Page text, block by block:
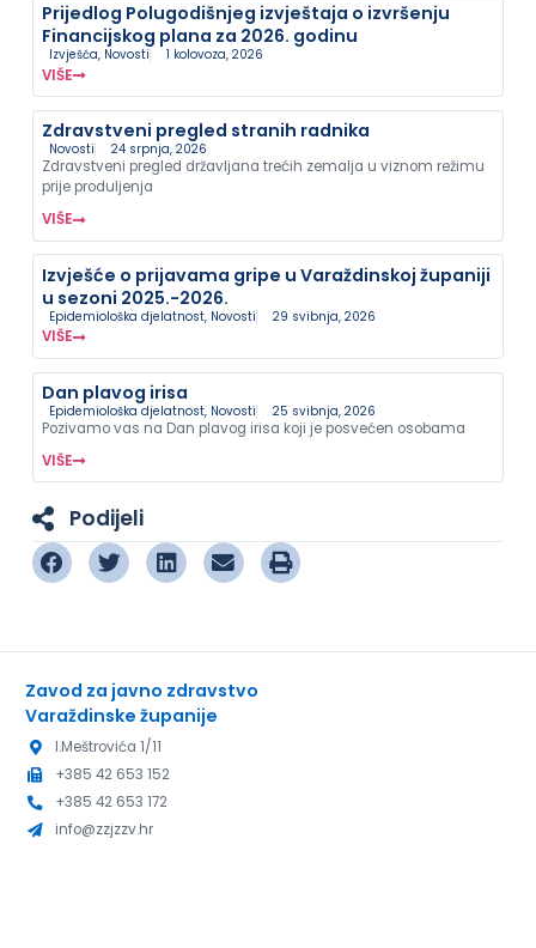
Prijedlog Polugodišnjeg izvještaja o izvršenju
Financijskog plana za 2026. godinu
Izvješća, Novosti 1 kolovoza, 2026
VIŠE
Zdravstveni pregled stranih radnika
Novosti 24 srpnja, 2026
Zdravstveni pregled državljana trećih zemalja u viznom režimu
prije produljenja
VIŠE
Izvješće o prijavama gripe u Varaždinskoj županiji
u sezoni 2025.-2026.
Epidemiološka djelatnost, Novosti 29 svibnja, 2026
VIŠE
Dan plavog irisa
Epidemiološka djelatnost, Novosti 25 svibnja, 2026
Pozivamo vas na Dan plavog irisa koji je posvećen osobama
VIŠE
Podijeli
Zavod za javno zdravstvo
Varaždinske županije
I.Meštrovića 1/11
+385 42 653 152
+385 42 653 172
info@zzjzzv.hr